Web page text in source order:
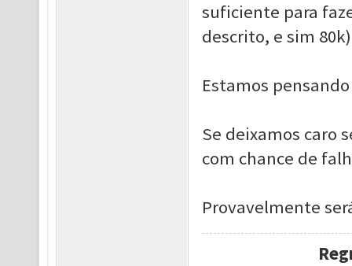
suficiente para
descrito, e sim 80k)
Estamos
Se deixamos caro
com chance de
Provavelmente